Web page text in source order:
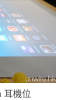
耳機位